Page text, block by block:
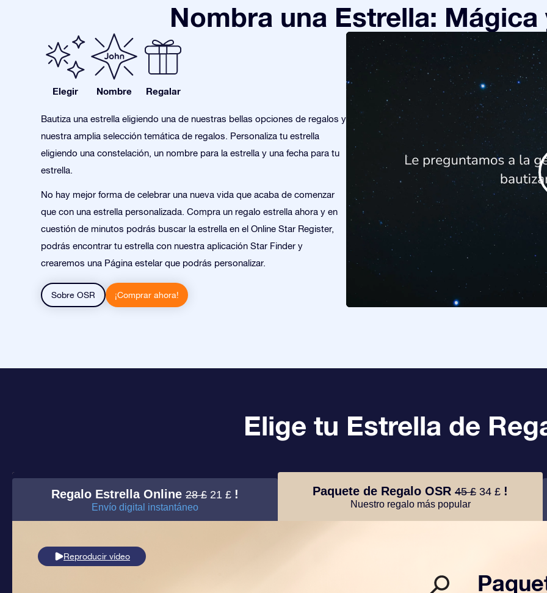
Nombra una Estrella: Mágica
Elegir Nombre Regalar
Bautiza una estrella eligiendo una de nuestras bellas opciones de regalos y
nuestra amplia selección temática de regalos. Personaliza tu estrella
eligiendo una constelación, un nombre para la estrella y una fecha para tu
estrella.
No hay mejor forma de celebrar una nueva vida que acaba de comenzar
que con una estrella personalizada. Compra un regalo estrella ahora y en
cuestión de minutos podrás buscar la estrella en el Online Star Register,
podrás encontrar tu estrella con nuestra aplicación Star Finder y
crearemos una Página estelar que podrás personalizar.
Sobre OSR ¡Comprar ahora!
Elige tu Estrella de
Regalo Estrella Online28 £ 21 £ !
Envío digital instantáneo
Paquete de Regalo OSR 45 £ 34 £ !
Nuestro regalo más popular
Reproducir vídeo